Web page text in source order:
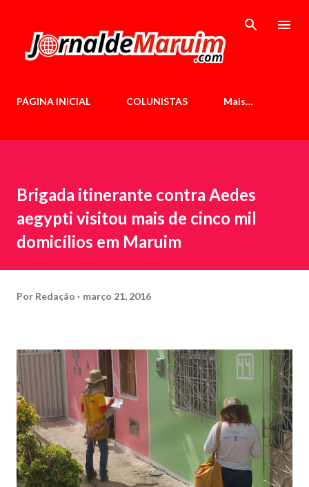
PÁGINA INICIAL COLUNISTAS Mais…
Brigada itinerante contra Aedes
aegypti visitou mais de cinco mil
domicílios em Maruim
Por Redação março 21, 2016